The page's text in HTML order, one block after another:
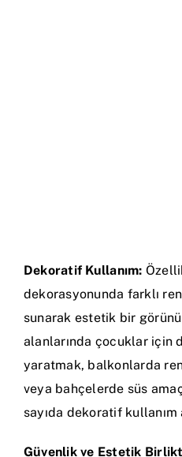
Dekoratif Kullanım:
dekorasyonunda farklı
sunarak estetik bir
alanlarında çocuklar için
yaratmak, balkonlarda
veya bahçelerde süs
sayıda dekoratif kullanım
Güvenlik ve Estetik